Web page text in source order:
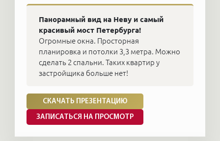
Панорамный вид на Неву и самый
красивый мост Петербурга!
Огромные окна. Просторная
планировка и потолки 3,3 метра. Можно
сделать 2 спальни. Таких квартир у
застройщика больше нет!
СКАЧАТЬ ПРЕЗЕНТАЦИЮ
ЗАПИСАТЬСЯ НА ПРОСМОТР